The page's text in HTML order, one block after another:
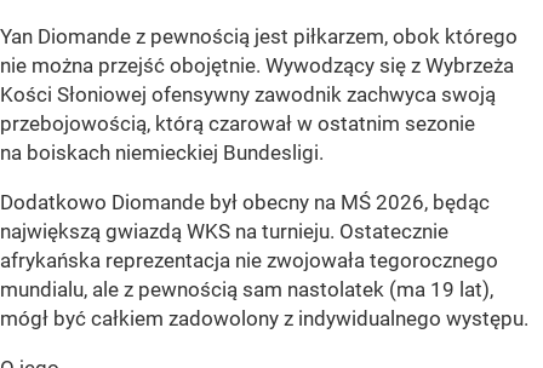
Yan Diomande z pewnością jest piłkarzem, obok którego
nie można przejść obojętnie. Wywodzący się z Wybrzeża
Kości Słoniowej ofensywny zawodnik zachwyca swoją
przebojowością, którą czarował w ostatnim sezonie
na boiskach niemieckiej Bundesligi.
Dodatkowo Diomande był obecny na MŚ 2026, będąc
największą gwiazdą WKS na turnieju. Ostatecznie
afrykańska reprezentacja nie zwojowała tegorocznego
mundialu, ale z pewnością sam nastolatek (ma 19 lat),
mógł być całkiem zadowolony z indywidualnego występu.